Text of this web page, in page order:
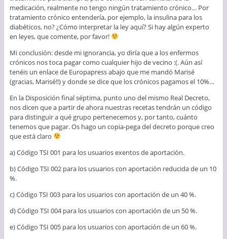
medicación, realmente no tengo ningún tratamiento crónico… Por
tratamiento crónico entendería, por ejemplo, la insulina para los
diabéticos, no? ¿Cómo interpretar la ley aquí? Si hay algún experto
en leyes, que comente, por favor!
Mi conclusión: desde mi ignorancia, yo diría que a los enfermos
crónicos nos toca pagar como cualquier hijo de vecino :(. Aún así
tenéis un enlace de Europapress abajo que me mandó Marisé
(gracias, Marisé!!) y donde se dice que los crónicos pagamos el 10%…
En la Disposición final séptima, punto uno del mismo Real Decreto,
nos dicen que a partir de ahora nuestras recetas tendrán un código
para distinguir a qué grupo pertenecemos y, por tanto, cuánto
tenemos que pagar. Os hago un copia-pega del decreto porque creo
que está claro
a) Código TSI 001 para los usuarios exentos de aportación.
b) Código TSI 002 para los usuarios con aportación reducida de un 10
%.
c) Código TSI 003 para los usuarios con aportación de un 40 %.
d) Código TSI 004 para los usuarios con aportación de un 50 %.
e) Código TSI 005 para los usuarios con aportación de un 60 %.